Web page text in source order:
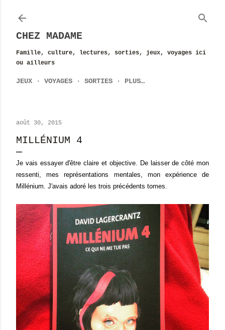
CHEZ MADAME
Famille, culture, lectures, sorties, jeux, voyages ici
ou ailleurs
JEUX VOYAGES SORTIES PLUS…
août 30, 2015
MILLÉNIUM 4
Je vais essayer d'être claire et objective. De laisser de côté mon
ressenti, mes représentations mentales, mon expérience de
Millénium. J'avais adoré les trois précédents tomes.